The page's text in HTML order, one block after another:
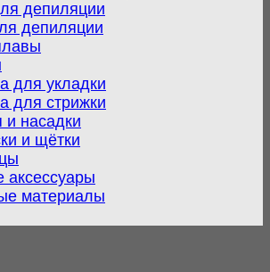
депиляции
депиляции
для укладки
для стрижки
и насадки
и щётки
аксессуары
материалы